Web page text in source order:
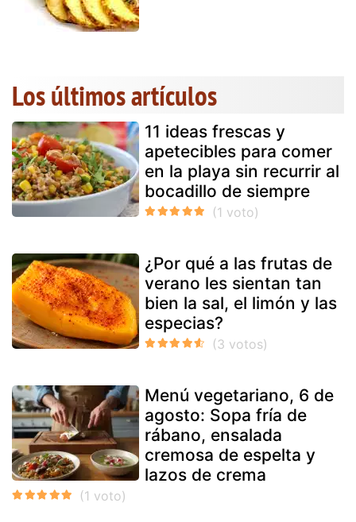
Los últimos artículos
11 ideas frescas y
apetecibles para comer
en la playa sin recurrir al
bocadillo de siempre
¿Por qué a las frutas de
verano les sientan tan
bien la sal, el limón y las
especias?
Menú vegetariano, 6 de
agosto: Sopa fría de
rábano, ensalada
cremosa de espelta y
lazos de crema